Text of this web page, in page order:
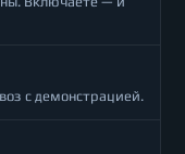
с демонстрацией.